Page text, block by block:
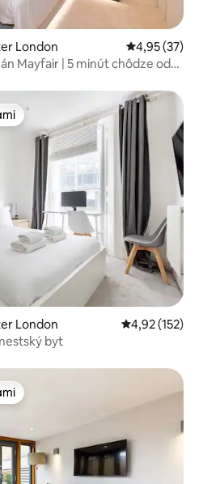
London Priemerné
4,95 (37)
Mayfair | 5 minút chôdze od
London Priemerné
4,92 (152)
byt